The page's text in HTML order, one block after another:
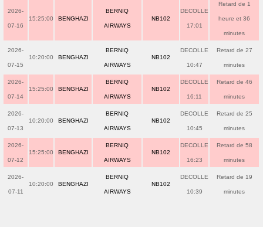
2026-
07-16
15:25:00 BENGHAZI
BERNIQ
AIRWAYS
NB102
DECOLLE
17:01
Retard de 1
heure et 36
minutes
2026-
07-15
10:20:00 BENGHAZI
BERNIQ
AIRWAYS
NB102
DECOLLE
10:47
Retard de 27
minutes
2026-
07-14
15:25:00 BENGHAZI
BERNIQ
AIRWAYS
NB102
DECOLLE
16:11
Retard de 46
minutes
2026-
07-13
10:20:00 BENGHAZI
BERNIQ
AIRWAYS
NB102
DECOLLE
10:45
Retard de 25
minutes
2026-
07-12
15:25:00 BENGHAZI
BERNIQ
AIRWAYS
NB102
DECOLLE
16:23
Retard de 58
minutes
2026-
07-11
10:20:00 BENGHAZI
BERNIQ
AIRWAYS
NB102
DECOLLE
10:39
Retard de 19
minutes